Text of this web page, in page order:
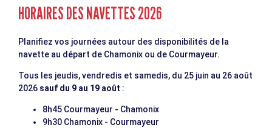
HORAIRES DES NAVETTES 2026
Planifiez vos journées autour des disponibilités de la
navette au départ de Chamonix ou de Courmayeur.
Tous les jeudis, vendredis et samedis, du 25 juin au 26 août
2026 sauf du 9 au 19 août :
8h45 Courmayeur - Chamonix
9h30 Chamonix - Courmayeur